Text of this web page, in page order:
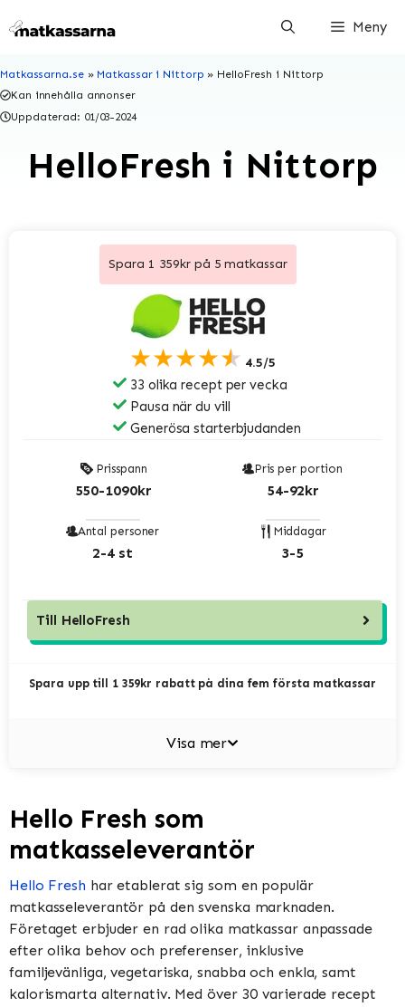
till
Meny
Matkassarna.se» Matkassar i Nittorp » HelloFresh i Nittorp
Kan innehålla annonser
Uppdaterad: 01/03-2024
HelloFresh i Nittorp
Spara 1 359kr på 5 matkassar
★★★★★ 4.5/5
33 olika recept per vecka
Pausa när du vill
Generösa starterbjudanden
Prisspann
550-1090kr
Pris per portion
54-92kr
Antal personer
2-4 st
Middagar
3-5
Till HelloFresh
Spara upp till 1 359kr rabatt på dina fem första matkassar
Visa mer
Hello Fresh som
matkasseleverantör
Hello Fresh har etablerat sig som en populär
matkasseleverantör på den svenska marknaden.
Företaget erbjuder en rad olika matkassar anpassade
efter olika behov och preferenser, inklusive
familjevänliga, vegetariska, snabba och enkla, samt
kalorismarta alternativ. Med över 30 varierade recept